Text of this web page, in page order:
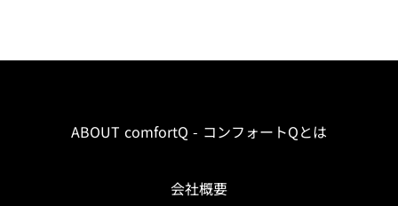
ABOUT comfortQ - コンフォートQとは
会社概要